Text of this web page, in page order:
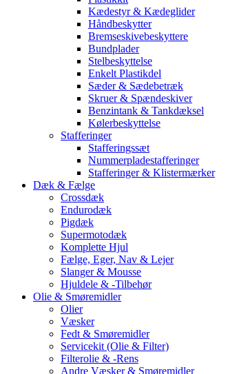
Kædestyr & Kædeglider
Håndbeskytter
Bremseskivebeskyttere
Bundplader
Stelbeskyttelse
Enkelt Plastikdel
Sæder & Sædebetræk
Skruer & Spændeskiver
Benzintank & Tankdæksel
Kølerbeskyttelse
Stafferinger
Stafferingssæt
Nummerpladestafferinger
Stafferinger & Klistermærker
Dæk & Fælge
Crossdæk
Endurodæk
Pigdæk
Supermotodæk
Komplette Hjul
Fælge, Eger, Nav & Lejer
Slanger & Mousse
Hjuldele & -Tilbehør
Olie & Smøremidler
Olier
Væsker
Fedt & Smøremidler
Servicekit (Olie & Filter)
Filterolie & -Rens
Andre Væsker & Smøremidler